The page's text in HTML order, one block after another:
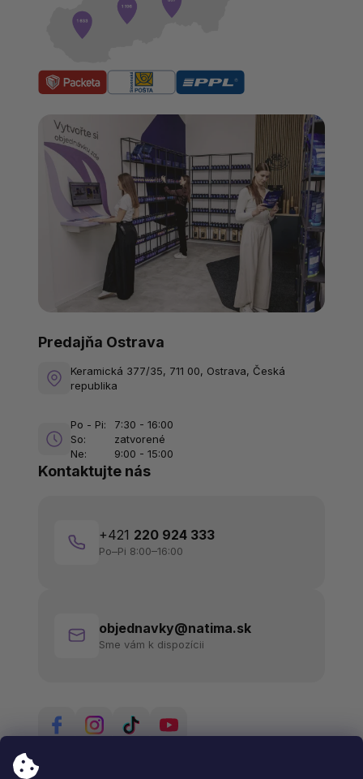
Kontaktujte nás
+421 220 924 333
Po–Pi 8:00–16:00
objednavky@natima.sk
Sme vám k dispozícii
Predajňa Ostrava
Keramická 377/35, 711 00, Ostrava, Česká
republika
Po - Pi:
7:30 - 16:00
So:
zatvorené
Ne:
9:00 - 15:00